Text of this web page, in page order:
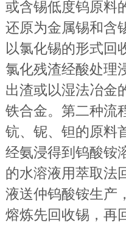
或含锡低度钨原料
还原为金属锡和含
以氯化锡的形式回
氯化残渣经酸处理
出渣或以湿法冶金
铁合金。第二种流
钪、铌、钽的原料
经氨浸得到钨酸铵
的水溶液用萃取法
液送仲钨酸铵生产
熔炼先回收锡，再